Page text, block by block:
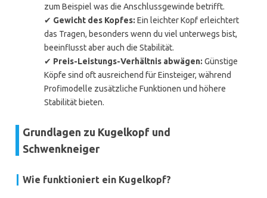
zum Beispiel was die Anschlussgewinde betrifft.
✔ Gewicht des Kopfes: Ein leichter Kopf erleichtert
das Tragen, besonders wenn du viel unterwegs bist,
beeinflusst aber auch die Stabilität.
✔ Preis-Leistungs-Verhältnis abwägen: Günstige
Köpfe sind oft ausreichend für Einsteiger, während
Profimodelle zusätzliche Funktionen und höhere
Stabilität bieten.
Grundlagen zu Kugelkopf und
Schwenkneiger
Wie funktioniert ein Kugelkopf?